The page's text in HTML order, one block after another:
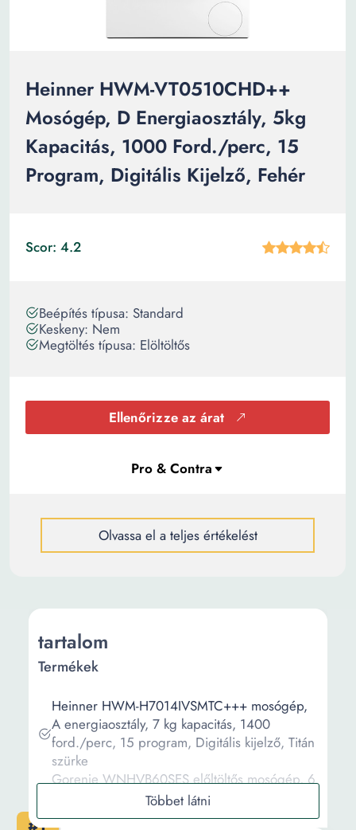
Heinner HWM-VT0510CHD++
Mosógép, D Energiaosztály, 5kg
Kapacitás, 1000 Ford./perc, 15
Program, Digitális Kijelző, Fehér
Scor: 4.2
Beépítés típusa: Standard
Keskeny: Nem
Megtöltés típusa: Elöltöltős
Ellenőrizze az árat
Olvassa el a teljes értékelést
tartalom
Termékek
Heinner HWM-H7014IVSMTC+++ mosógép,
A energiaosztály, 7 kg kapacitás, 1400
ford./perc, 15 program, Digitális kijelző, Titán
szürke
Gorenje WNHVB60SES előltöltős mosógép, 6
kg, 1000 f/p., 59.5 cm, E energiaosztály,
Fehér